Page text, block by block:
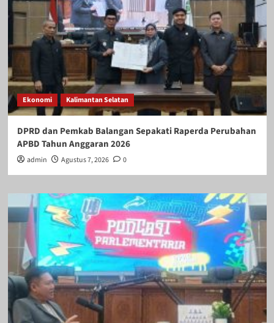
Ekonomi Kalimantan Selatan
DPRD dan Pemkab Balangan Sepakati Raperda Perubahan
APBD Tahun Anggaran 2026
admin Agustus 7, 2026 0